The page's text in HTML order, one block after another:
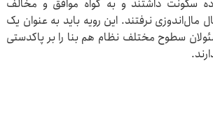
سکونت داشتند و به گواه موافق و مخالف
مال‌اندوزی نرفتند. این رویه باید به عنوان یک
سطوح مختلف نظام هم بنا را بر پاکدستی